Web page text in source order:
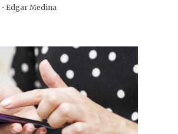
· Edgar Medina